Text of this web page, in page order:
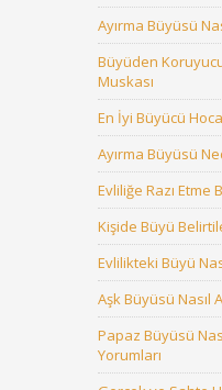
Ayırma Büyüsü
Büyüden
Muskası
En İyi Büyücü
Ayırma Büyüsü
Evliliğe Razı Etme
Kişide Büyü
Evlilikteki Büyü
Aşk Büyüsü Nasıl
Papaz Büyüsü
Yorumları